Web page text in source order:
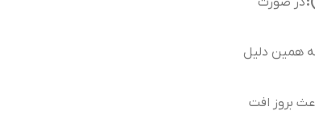
همین دلیل
بروز افت